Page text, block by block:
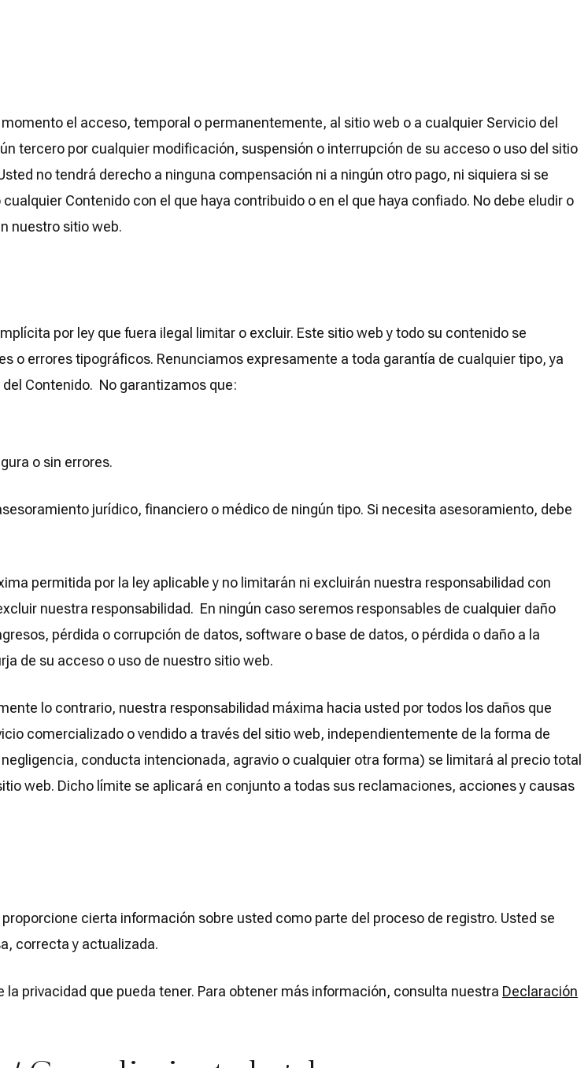
el acceso, temporal o permanentemente, al sitio web o a cualquier Servicio del
tercero por cualquier modificación, suspensión o interrupción de su acceso o uso del sitio
no tendrá derecho a ninguna compensación ni a ningún otro pago, ni siquiera si se
Contenido con el que haya contribuido o en el que haya confiado. No debe eludir o
nuestro sitio web.
por ley que fuera ilegal limitar o excluir. Este sitio web y todo su contenido se
o errores tipográficos. Renunciamos expresamente a toda garantía de cualquier tipo, ya
Contenido. No garantizamos que:
o sin errores.
jurídico, financiero o médico de ningún tipo. Si necesita asesoramiento, debe
permitida por la ley aplicable y no limitarán ni excluirán nuestra responsabilidad con
nuestra responsabilidad. En ningún caso seremos responsables de cualquier daño
pérdida o corrupción de datos, software o base de datos, o pérdida o daño a la
de su acceso o uso de nuestro sitio web.
lo contrario, nuestra responsabilidad máxima hacia usted por todos los daños que
comercializado o vendido a través del sitio web, independientemente de la forma de
conducta intencionada, agravio o cualquier otra forma) se limitará al precio total
web. Dicho límite se aplicará en conjunto a todas sus reclamaciones, acciones y causas
cierta información sobre usted como parte del proceso de registro. Usted se
correcta y actualizada.
privacidad que pueda tener. Para obtener más información, consulta nuestra Declaración